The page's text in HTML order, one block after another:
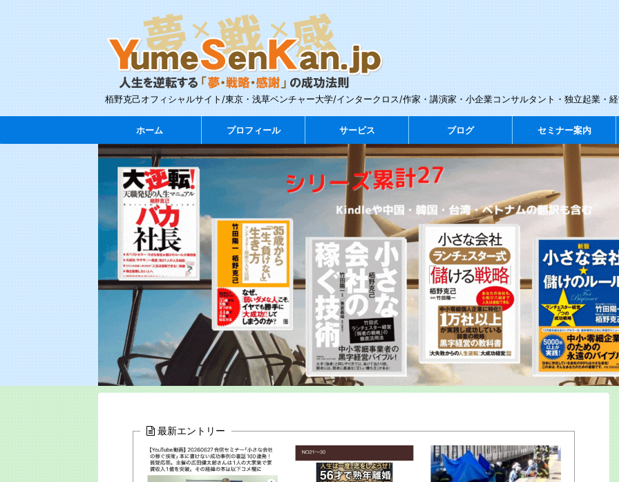
栢野克己オフィシャルサイト/東京・浅草ベンチャー大学/インタークロス/作家・講演家・小企業コンサルタント・独立起業・
ホーム プロフィール サービス ブログ セミナー案内
最新エントリー